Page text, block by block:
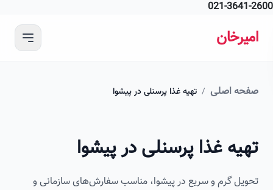
021-
اصلی / تهیه غذا پرسنلی در پیشوا
غذا پرسنلی در پیشوا
گرم و سریع در پیشوا، مناسب سفارش‌های سازمانی و
تصویر این صفحه به زودی اضافه می‌شود